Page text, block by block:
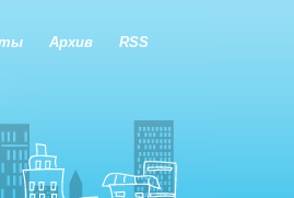
Архив RSS